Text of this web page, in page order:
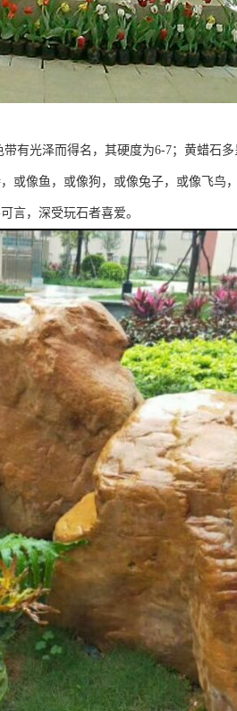
有光泽而得名，其硬度为6-7；黄蜡石
或像鱼，或像狗，或像兔子，或像飞鸟
言，深受玩石者喜爱。